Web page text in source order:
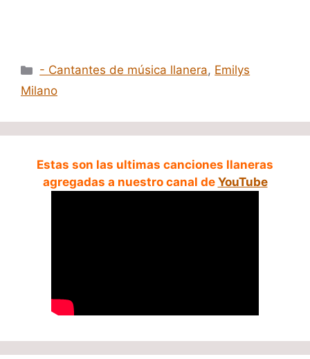
Categorías
- Cantantes de música llanera, Emilys
Milano
Estas son las ultimas canciones llaneras
agregadas a nuestro canal de YouTube